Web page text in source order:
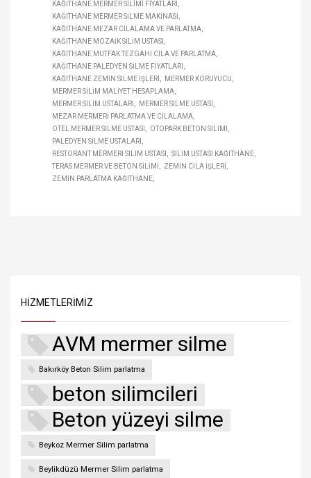
KAĞITHANE MERMER SILIMI FIYATLARI
KAĞITHANE MERMER SILME MAKINASI
KAĞITHANE MEZAR CILALAMA VE PARLATMA
KAĞITHANE MOZAIK SILIM USTASI
KAĞITHANE MUTFAK TEZGAHI CILA VE PARLATMA
KAĞITHANE PALEDYEN SILME FIYATLARI
KAĞITHANE ZEMIN SILME IŞLERI
MERMER KORUYUCU
MERMER SILIM MALIYET HESAPLAMA
MERMER SILIM USTALARI
MERMER SILME USTASI
MEZAR MERMERI PARLATMA VE CILALAMA
OTEL MERMER SILME USTASI
OTOPARK BETON SILIMI
PALEDYEN SILME USTALARI
RESTORANT MERMERI SILIM USTASI
SILIM USTASI KAĞITHANE
TERAS MERMER VE BETON SILIMI
ZEMIN CILA IŞLERI
ZEMIN PARLATMA KAĞITHANE
HIZMETLERIMIZ
AVM mermer silme
Bakırköy Beton Silim parlatma
beton silimcileri
Beton yüzeyi silme
Beykoz Mermer Silim parlatma
Beylikdüzü Mermer Silim parlatma